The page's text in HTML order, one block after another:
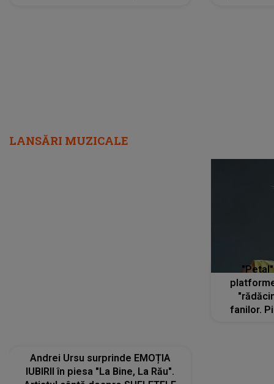
LANSĂRI MUZICALE
Andrei Ursu surprinde EMOȚIA
IUBIRII în piesa "La Bine, La Rău".
fanilor.